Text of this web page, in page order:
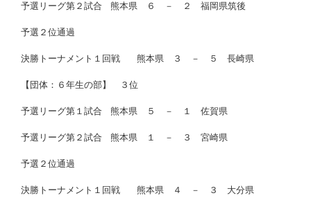
予選リーグ第２試合 熊本県 ６ － ２ 福岡県筑後
予選２位通過
決勝トーナメント１回戦 熊本県 ３ － ５ 長崎県
【団体：６年生の部】 ３位
予選リーグ第１試合 熊本県 ５ － １ 佐賀県
予選リーグ第２試合 熊本県 １ － ３ 宮崎県
予選２位通過
決勝トーナメント１回戦 熊本県 ４ － ３ 大分県